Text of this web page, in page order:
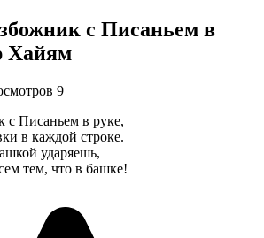
с Писаньем в
Хайям
9
Писаньем в руке,
в каждой строке.
ударяешь,
тем, что в башке!